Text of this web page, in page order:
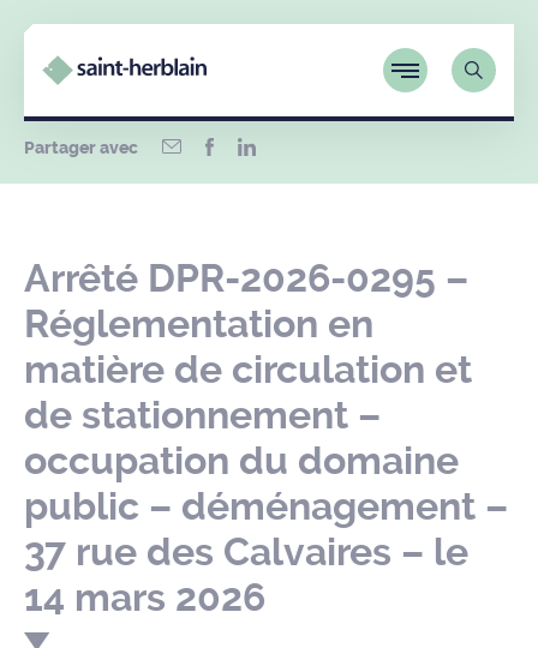
Partager avec
Arrêté DPR-2026-0295 –
Réglementation en
matière de circulation et
de stationnement –
occupation du domaine
public – déménagement –
37 rue des Calvaires – le
14 mars 2026